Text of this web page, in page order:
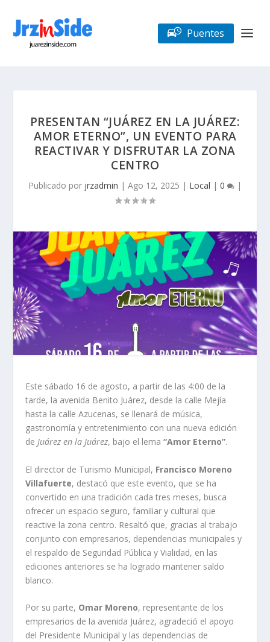
Puentes
PRESENTAN “JUÁREZ EN LA JUÁREZ:
AMOR ETERNO”, UN EVENTO PARA
REACTIVAR Y DISFRUTAR LA ZONA
CENTRO
Publicado por jrzadmin | Ago 12, 2025 | Local | 0 |
Este sábado 16 de agosto, a partir de las 4:00 de la
tarde, la avenida Benito Juárez, desde la calle Mejía
hasta la calle Azucenas, se llenará de música,
gastronomía y entretenimiento con una nueva edición
deJuárez en la Juárez, bajo el lema“Amor Eterno”.
El director de Turismo Municipal, Francisco Moreno
Villafuerte, destacó que este evento, que se ha
convertido en una tradición cada tres meses, busca
ofrecer un espacio seguro, familiar y cultural que
reactive la zona centro. Resaltó que, gracias al trabajo
conjunto con empresarios, dependencias municipales y
el respaldo de Seguridad Pública y Vialidad, en las
ediciones anteriores se ha logrado mantener saldo
blanco.
Por su parte, Omar Moreno, representante de los
empresarios de la avenida Juárez, agradeció el apoyo
del Presidente Municipal y las dependencias de